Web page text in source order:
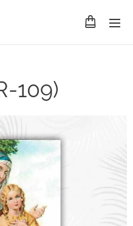
109)